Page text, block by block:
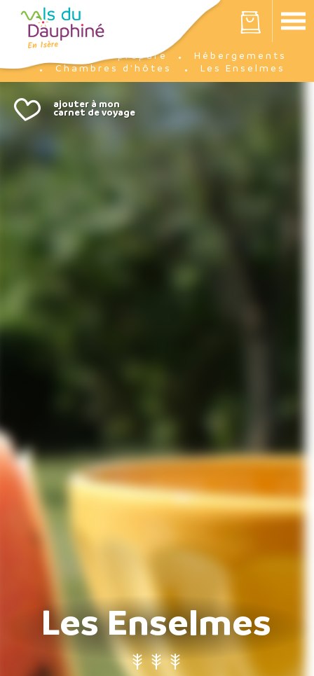
Votre panier est vide
Je prépare
Hébergements
Chambres d'hôtes
Les Enselmes
Les Enselmes
Panneau de gestion des cookies